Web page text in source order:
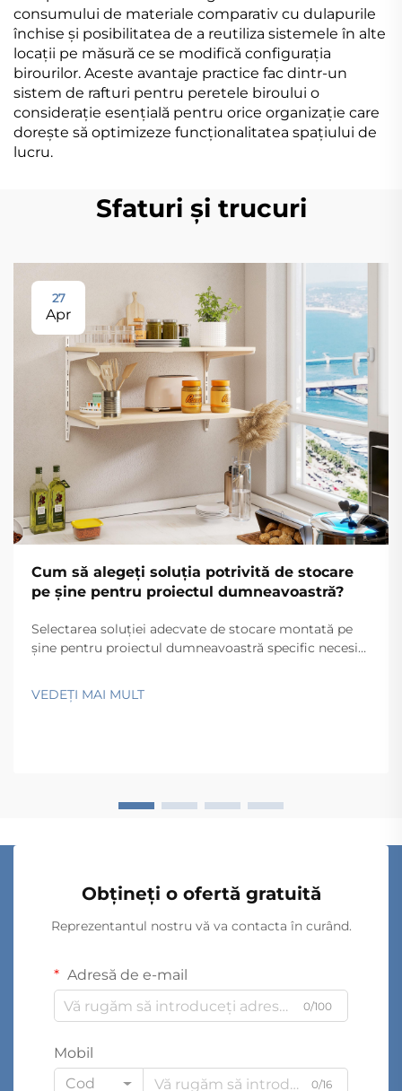
consumului de materiale comparativ cu dulapurile
închise și posibilitatea de a reutiliza sistemele în alte
locații pe măsură ce se modifică configurația
birourilor. Aceste avantaje practice fac dintr-un
sistem de rafturi pentru peretele biroului o
considerație esențială pentru orice organizație care
dorește să optimizeze funcționalitatea spațiului de
lucru.
Sfaturi și trucuri
27
Apr
Cum să alegeți soluția potrivită de stocare
pe șine pentru proiectul dumneavoastră?
Selectarea soluției adecvate de stocare montată pe
șine pentru proiectul dumneavoastră specific necesită
funcționalitatea, cât și performanța pe termen lung.
VEDEȚI MAI MULT
Obțineți o ofertă gratuită
Reprezentantul nostru vă va contacta în curând.
Adresă de e-mail
0/100
Mobil
Cod
0/16